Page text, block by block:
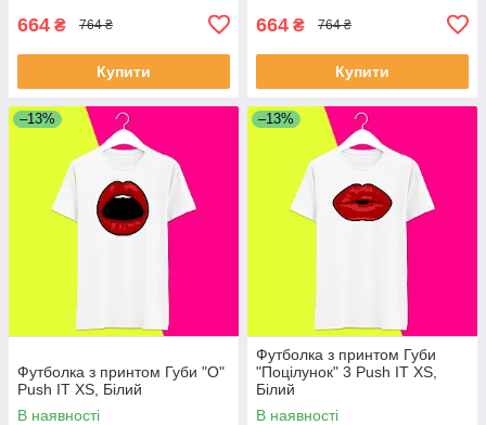
664 ₴ 764 ₴
Купити
664 ₴ 764 ₴
Купити
–13%
Футболка з принтом Губи "О"
Push IT XS, Білий
В наявності
–13%
Футболка з принтом Губи
"Поцілунок" 3 Push IT XS,
Білий
В наявності